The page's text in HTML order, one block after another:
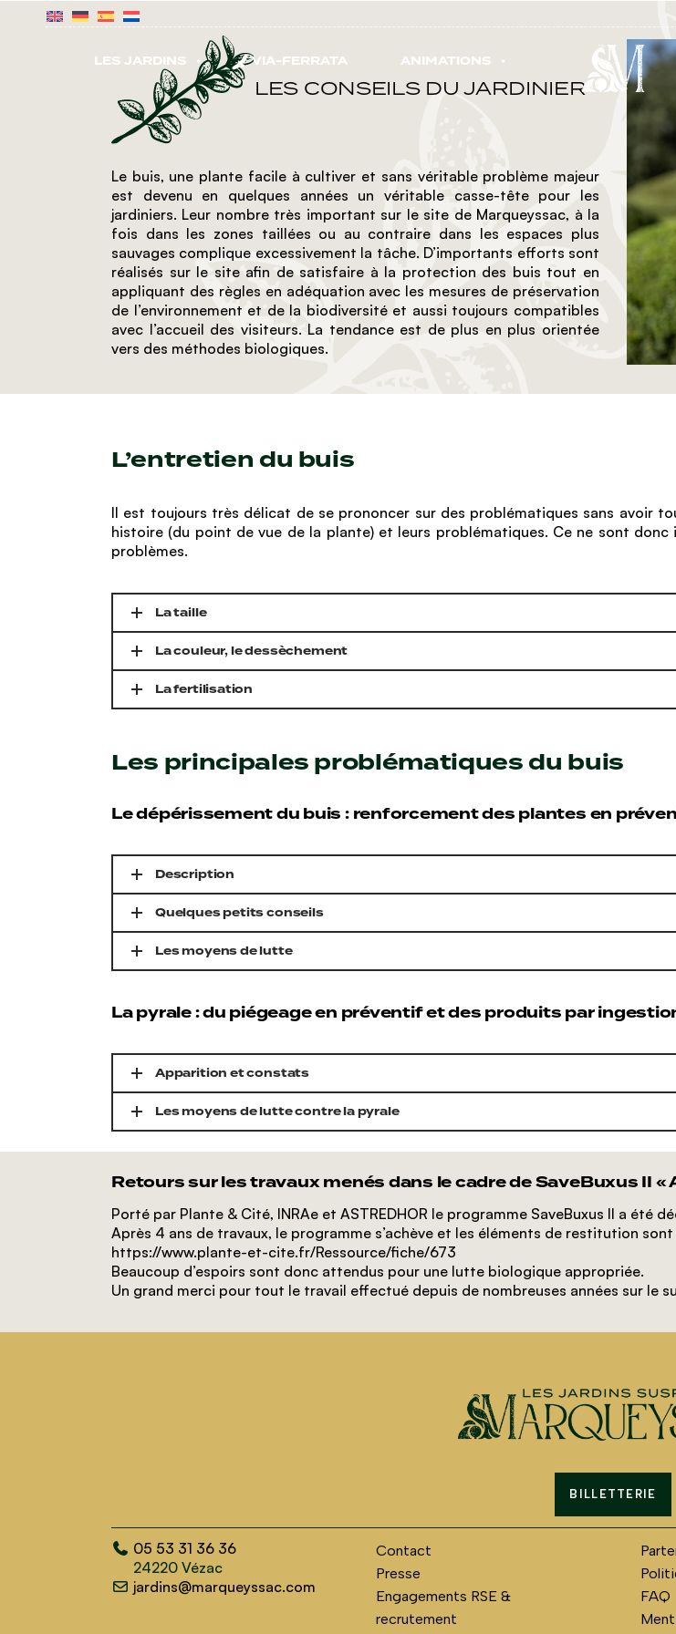
Skip
LES JARDINS VIA-FERRATA ANIMATIONS
LES CONSEILS DU JARDINIER
Le buis, une plante facile à cultiver et sans véritable problème majeur
est devenu en quelques années un véritable casse-tête pour les
jardiniers. Leur nombre très important sur le site de Marqueyssac, à la
fois dans les zones taillées ou au contraire dans les espaces plus
sauvages complique excessivement la tâche. D’importants efforts sont
réalisés sur le site afin de satisfaire à la protection des buis tout en
appliquant des règles en adéquation avec les mesures de préservation
de l’environnement et de la biodiversité et aussi toujours compatibles
avec l’accueil des visiteurs. La tendance est de plus en plus orientée
vers des méthodes biologiques.
L’entretien du buis
Il est toujours très délicat de se prononcer sur des problématiques sans avoir
histoire (du point de vue de la plante) et leurs problématiques. Ce ne sont
problèmes.
La taille
La couleur, le dessèchement
La fertilisation
Les principales problématiques du buis
Le dépérissement du buis : renforcement des plantes en
Description
Quelques petits conseils
Les moyens de lutte
La pyrale : du piégeage en préventif et des produits par
Apparition et constats
Les moyens de lutte contre la pyrale
Retours sur les travaux menés dans le cadre de SaveBuxus II
Porté par Plante & Cité, INRAe et ASTREDHOR le programme SaveBuxus II a été
Après 4 ans de travaux, le programme s’achève et les éléments de restitution
https://www.plante-et-cite.fr/Ressource/fiche/673
Beaucoup d’espoirs sont donc attendus pour une lutte biologique appropriée.
Un grand merci pour tout le travail effectué depuis de nombreuses années sur le
BILLETTERIE
05 53 31 36 36
24220 Vézac
jardins@marqueyssac.com
Contact
Presse
Engagements RSE &
recrutement
FAQ